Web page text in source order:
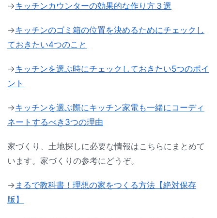
→キッチンカウンターの効果的な作り方３選
→キッチンのゴミ箱の位置を決めるためにチェックし
ておきたい4つのこと
→キッチンを選ぶ時にチェックしておきたい5つのポイ
ント
→キッチンを選ぶ際にキッチン家電も一緒にコーディ
ネートするべき3つの理由
家づくり、土地探しに必要な情報はこちらにまとめて
います。家づくりの参考にどうぞ。
→ まるで教科書！理想の家をつくる方法【絶対保存
版】